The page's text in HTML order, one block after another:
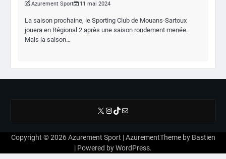
Azurement Sport 11 mai 2024
La saison prochaine, le Sporting Club de Mouans-Sartoux
jouera en Régional 2 après une saison rondement menée.
Mais la saison…
X Instagram
TikTok
E-mail
Copyright © 2026Azurement Sport | AzurementTheme by Bastien
| Powered byWordPress.